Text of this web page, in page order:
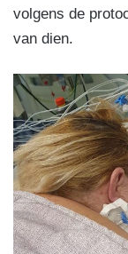
volgens de
van dien.